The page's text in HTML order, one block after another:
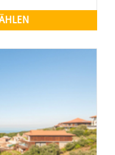
exklusiven